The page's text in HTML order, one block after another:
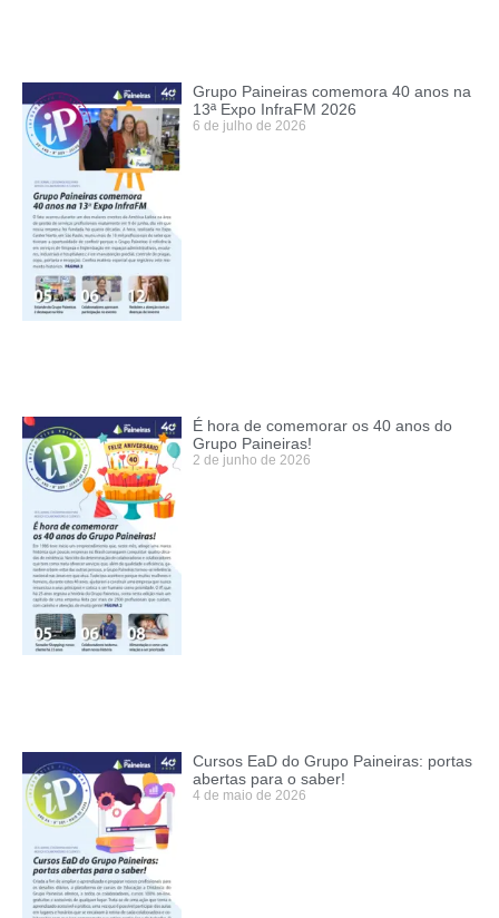
Grupo Paineiras comemora 40 anos na
13ª Expo InfraFM 2026
6 de julho de 2026
É hora de comemorar os 40 anos do
Grupo Paineiras!
2 de junho de 2026
Cursos EaD do Grupo Paineiras: portas
abertas para o saber!
4 de maio de 2026